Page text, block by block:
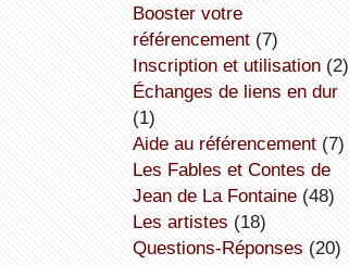
booster votre
référencement(7)
inscription et utilisation(2)
échanges de liens en dur
(1)
aide au référencement(7)
Les Fables et Contes de
Jean de La Fontaine(48)
Les artistes (18)
Questions-Réponses (20)